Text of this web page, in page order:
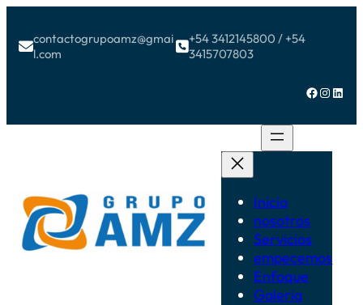
contactogrupoamz@gmai
l.com
+54 3412145800 / +54
3415707803
Facebook Instagram LinkedIn
Inicio
nosotros
Servicios
empecemos
Enfoque
Galeria